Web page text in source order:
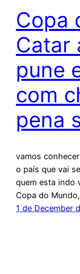
Copa
Catar
pune
com
pena
vamos
o país que vai
quem esta indo
Copa do
1 de December